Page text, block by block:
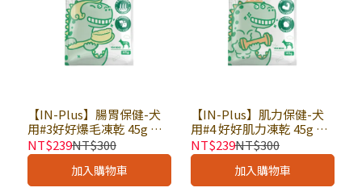
【IN-Plus】腸胃保健-犬
用#3好好爆毛凍乾 45g ×
包｜狗零食 狗保健品 鱉蛋
粉 皮膚健康
NT$239NT$300
加入購物車
【IN-Plus】肌力保健-犬
用#4 好好肌力凍乾 45g ×
包｜狗零食 狗保健品 體態
維持 熟齡保健
NT$239NT$300
加入購物車